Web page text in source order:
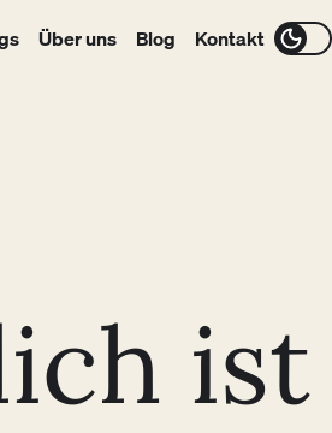
Über uns Blog Kontakt
ist